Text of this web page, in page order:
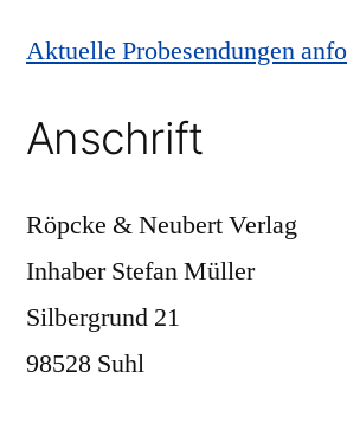
Aktuelle Probesendungen
Anschrift
Röpcke & Neubert Verlag
Inhaber Stefan Müller
Silbergrund 21
98528 Suhl